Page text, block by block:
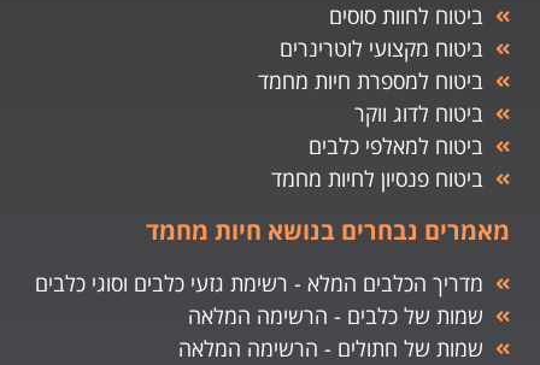
ביטוח לחוות סוסים
ביטוח מקצועי לוטרינרים
ביטוח למספרת חיות מחמד
ביטוח לדוג ווקר
ביטוח למאלפי כלבים
ביטוח פנסיון לחיות מחמד
מאמרים נבחרים בנושא חיות מחמד
מדריך הכלבים המלא - רשימת גזעי כלבים וסוגי כלבים
שמות של כלבים - הרשימה המלאה
שמות של חתולים - הרשימה המלאה